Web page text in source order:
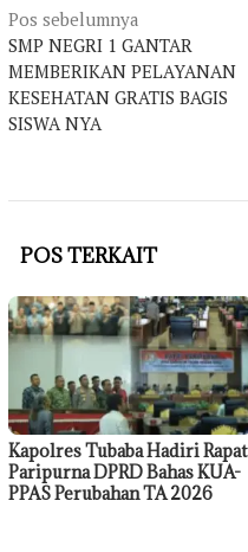
Navigasi
pos
Pos sebelumnya
SMP NEGRI 1 GANTAR
MEMBERIKAN PELAYANAN
KESEHATAN GRATIS BAGIS
SISWA NYA
POS TERKAIT
Kapolres Tubaba Hadiri Rapat
Paripurna DPRD Bahas KUA-
PPAS Perubahan TA 2026